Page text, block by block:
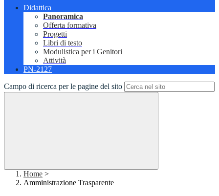
Didattica
Panoramica
Offerta formativa
Progetti
Libri di testo
Modulistica per i Genitori
Attività
PN-2127
Campo di ricerca per le pagine del sito
Home >
Amministrazione Trasparente